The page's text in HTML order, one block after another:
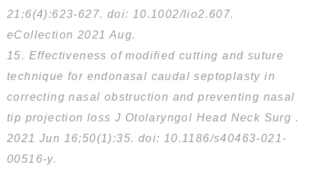
21;6(4):623-627. doi: 10.1002/lio2.607.
eCollection 2021 Aug.
15. Effectiveness of modified cutting and suture
technique for endonasal caudal septoplasty in
correcting nasal obstruction and preventing nasal
tip projection loss J Otolaryngol Head Neck Surg .
2021 Jun 16;50(1):35. doi: 10.1186/s40463-021-
00516-y.